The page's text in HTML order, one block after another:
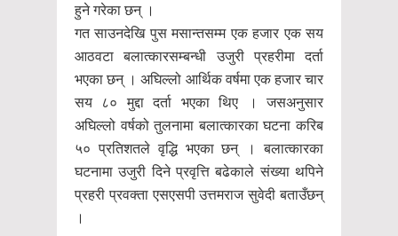
हुने गरेका छन् ।
गत साउनदेखि पुस मसान्तसम्म एक हजार एक सय
आठवटा बलात्कारसम्बन्धी उजुरी प्रहरीमा दर्ता
भएका छन् । अघिल्लो आर्थिक वर्षमा एक हजार चार
सय ८० मुद्दा दर्ता भएका थिए । जसअनुसार
अघिल्लो वर्षको तुलनामा बलात्कारका घटना करिब
५० प्रतिशतले वृद्धि भएका छन् । बलात्कारका
घटनामा उजुरी दिने प्रवृत्ति बढेकाले संख्या थपिने
प्रहरी प्रवक्ता एसएसपी उत्तमराज सुवेदी बताउँछन्
।